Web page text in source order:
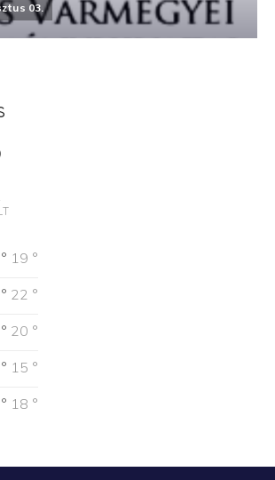
03.
19 °
22 °
20 °
15 °
18 °